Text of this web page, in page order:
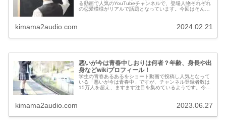
る動画で人気のYouTubeチャンネルで、登場人物それぞれ
の恋愛模様がリアルで話題となっています。今回はそんな
kimama2audio.com 2024.02.21
悪いが今は青春中しおりは何者？年齢、身長や出
身などwikiプロフィール！
学生の青春あるあるをショート動画で投稿し人気となって
いる「悪いが今は青春中」ですが、チャンネル登録者数は
15万人を超え、ますます注目を集めているようです。今回
kimama2audio.com 2023.06.27